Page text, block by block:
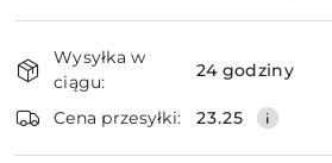
i
dostawa
Wysyłka w
ciągu:
24 godziny
Cena przesyłki: 23.25